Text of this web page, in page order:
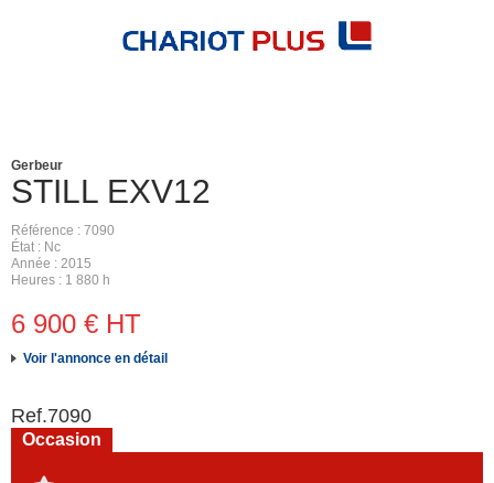
STILL EXV12
Gerbeur
Référence
7090
État
Nc
Année
2015
Heures
1 880 h
6 900 € HT
Voir l'annonce en détail
Ref.7090
Occasion